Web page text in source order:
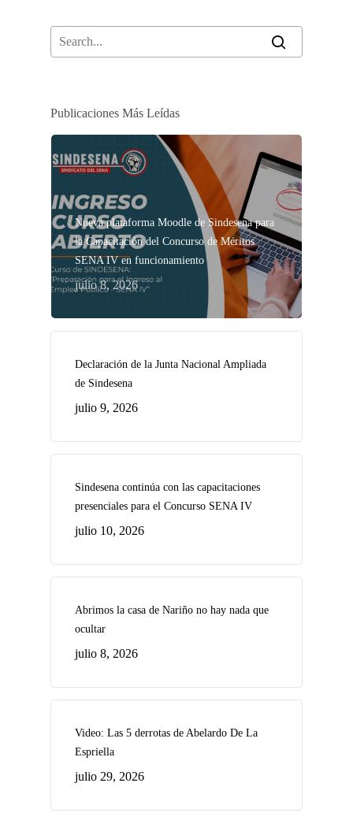
Publicaciones Más Leídas
Nueva plataforma Moodle de Sindesena para
la Capacitación del Concurso de Méritos
SENA IV en funcionamiento
julio 8, 2026
Declaración de la Junta Nacional Ampliada
de Sindesena
julio 9, 2026
Sindesena continúa con las capacitaciones
presenciales para el Concurso SENA IV
julio 10, 2026
Abrimos la casa de Nariño no hay nada que
ocultar
julio 8, 2026
Video: Las 5 derrotas de Abelardo De La
Espriella
julio 29, 2026